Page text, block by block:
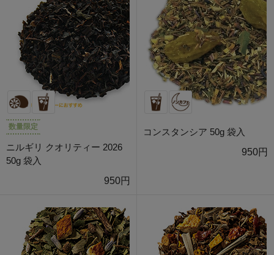
数量限定
ニルギリ クオリティー 2026
50g 袋入
950円
コンスタンシア 50g 袋入
950円